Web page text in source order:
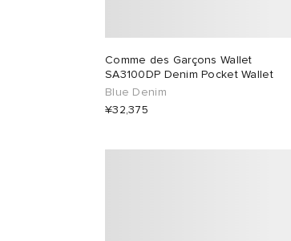
Comme des Garçons Wallet
SA3100DP Denim Pocket Wallet
Blue Denim
¥32,375